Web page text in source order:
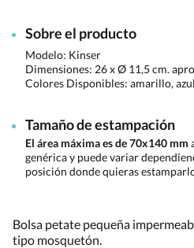
Sobre el producto
Modelo: Kinser
Dimensiones: 26 x Ø 11,5 cm.
Colores Disponibles: amarillo,
Tamaño de estampación
El área máxima es de 70x140 mm
genérica y puede variar
posición donde quieras
Bolsa petate pequeña
tipo mosquetón.